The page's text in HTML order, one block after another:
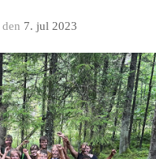
den 7. jul 2023